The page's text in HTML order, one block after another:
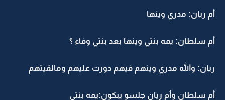
أم ريان: مدري وينها
أم سلطان: يمه بنتي وينها بعد بنتي وفاء ؟
ريان: والله مدري وينهم فيهم دورت عليهم ومالقيتهم
أم سلطان وأم ريان جلسو يبكون:يمه بنتي